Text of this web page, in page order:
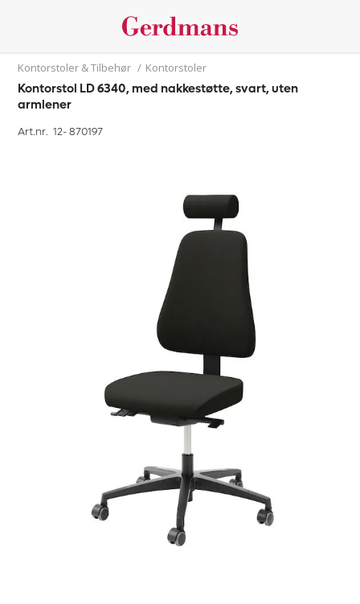
Kontorstoler & Tilbehør / Kontorstoler
Kontorstol LD 6340, med nakkestøtte, svart, uten
armlener
Art.nr. 12-870197